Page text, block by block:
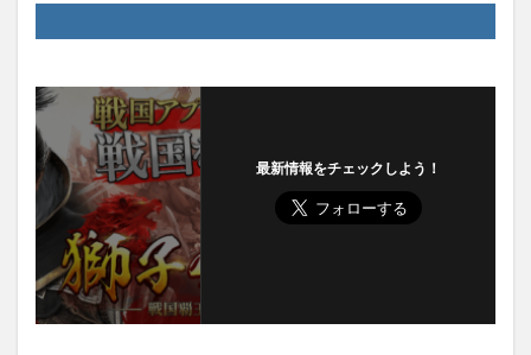
最新情報をチェックしよう！